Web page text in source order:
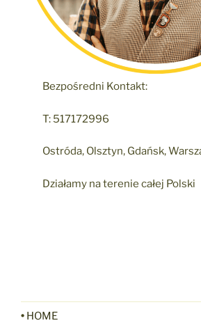
Bezpośredni Kontakt:
T: 517172996
Ostróda, Olsztyn, Gdańsk,
Działamy na terenie całej Polski
• HOME